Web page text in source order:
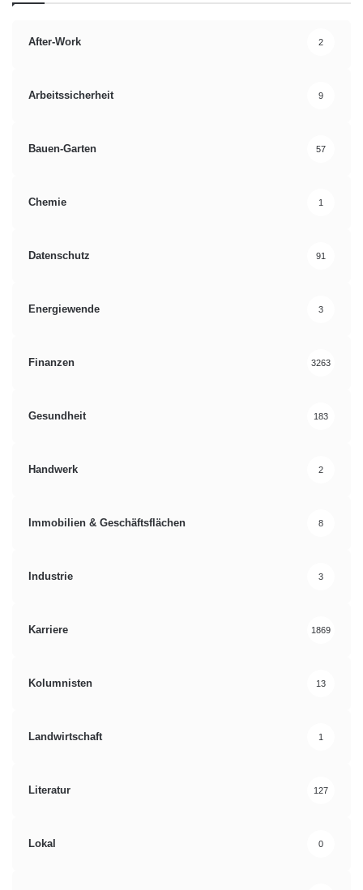
After-Work 2
Arbeitssicherheit 9
Bauen-Garten 57
Chemie 1
Datenschutz 91
Energiewende 3
Finanzen 3263
Gesundheit 183
Handwerk 2
Immobilien & Geschäftsflächen 8
Industrie 3
Karriere 1869
Kolumnisten 13
Landwirtschaft 1
Literatur 127
Lokal 0